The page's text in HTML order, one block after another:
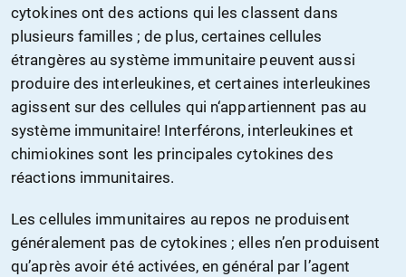
cytokines ont des actions qui les classent dans
plusieurs familles ; de plus, certaines cellules
étrangères au système immunitaire peuvent aussi
produire des interleukines, et certaines interleukines
agissent sur des cellules qui n‘appartiennent pas au
système immunitaire! Interférons, interleukines et
chimiokines sont les principales cytokines des
réactions immunitaires.
Les cellules immunitaires au repos ne produisent
généralement pas de cytokines ; elles n’en produisent
qu’après avoir été activées, en général par l’agent